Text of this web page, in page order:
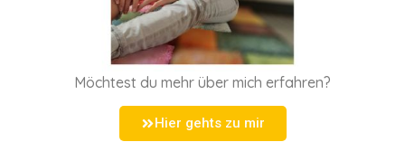
Möchtest du mehr über mich erfahren?
Hier gehts zu mir